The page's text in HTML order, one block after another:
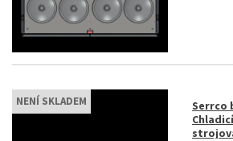
NENÍ SKLADEM
Serrco